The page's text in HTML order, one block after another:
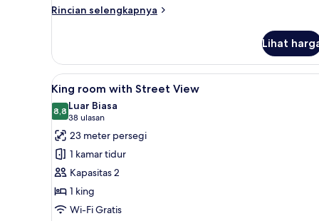
Rincian selengkapnya
Rincian
Double
room
with
street
view
Lihat
Lihat
semua
foto
untuk
King
room
with
Street
View
8
King room with Street View
8,88,8 dari 10
Luar Biasa
38 ulasan
(38
ulasan)
23 meter persegi
1 kamar tidur
Kapasitas 2
1 king
Wi-Fi Gratis